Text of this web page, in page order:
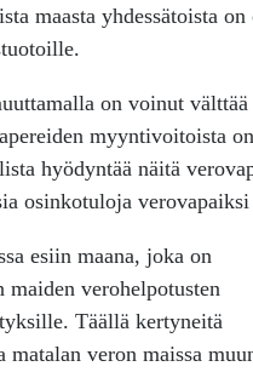
maasta yhdessätoista
on voinut
myyntivoitoista
hyödyntää näitä
osinkotuloja
esiin maana, joka on
verohelpotusten
Täällä kertyneitä
matalan veron maissa